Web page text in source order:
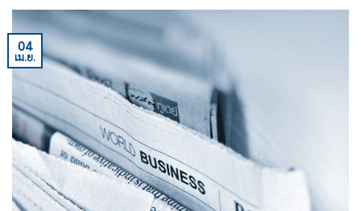
04
เม.ย.